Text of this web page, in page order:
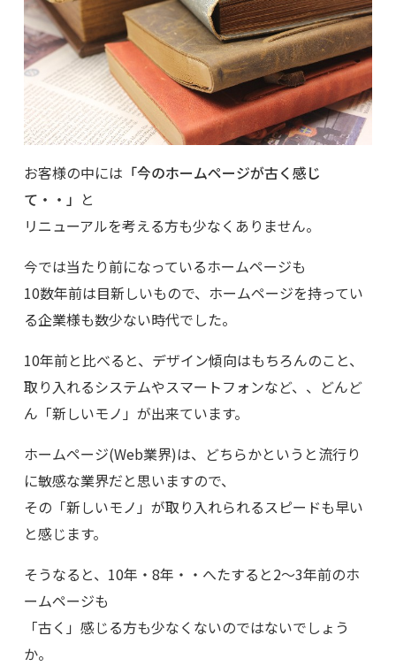
お客様の中には 「今のホームページが古く感じ
て・・」 と
リニューアルを考える方も少なくありません。
今では当たり前になっているホームページも
10数年前は目新しいもので、ホームページを持ってい
る企業様も数少ない時代でした。
10年前と比べると、デザイン傾向はもちろんのこと、
取り入れるシステムやスマートフォンなど、、どんど
ん「新しいモノ」が出来ています。
ホームページ(Web業界)は、どちらかというと流行り
に敏感な業界だと思いますので、
その「新しいモノ」が取り入れられるスピードも早い
と感じます。
そうなると、10年・8年・・へたすると2～3年前のホ
ームページも
「古く」感じる方も少なくないのではないでしょう
か。